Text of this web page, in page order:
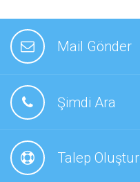
Mail Gönder
Şimdi Ara
Talep Oluştur